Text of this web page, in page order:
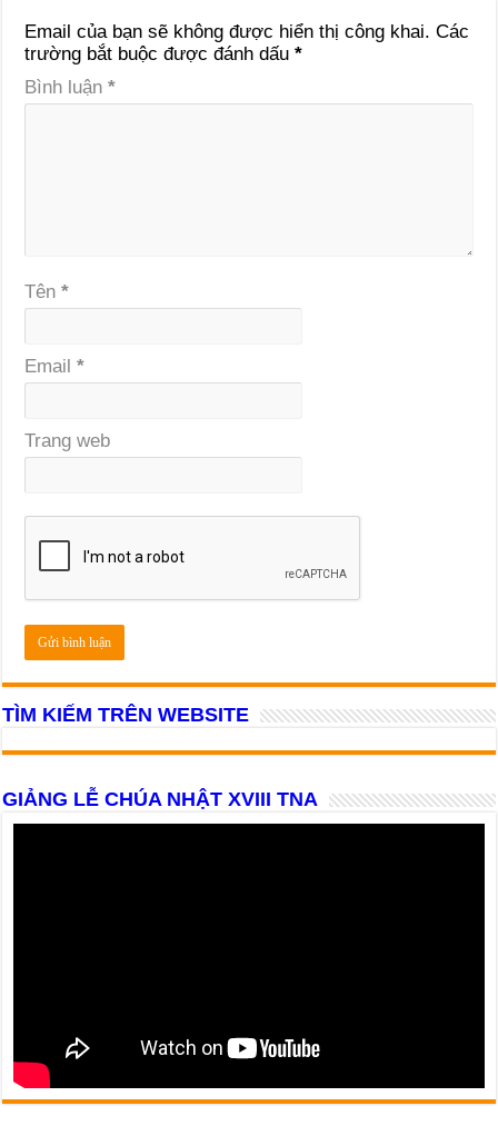
Email của bạn sẽ không được hiển thị công khai. Các
trường bắt buộc được đánh dấu*
Bình luận*
Tên*
Email*
Trang web
TÌM KIẾM TRÊN WEBSITE
GIẢNG LỄ CHÚA NHẬT XVIII TNA